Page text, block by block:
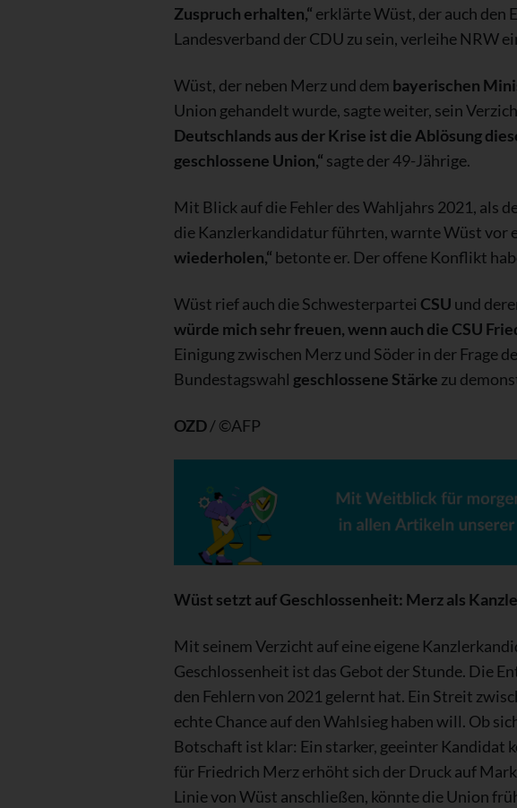
Zuspruch erhalten,“ erklärte Wüst, der auch den
Landesverband der CDU zu sein, verleihe NRW
Wüst, der neben Merz und dem bayerischen
Union gehandelt wurde, sagte weiter, sein
Deutschlands aus der Krise ist die Ablösung
geschlossene Union,“ sagte der 49-Jährige.
Mit Blick auf die Fehler des Wahljahrs 2021, als
die Kanzlerkandidatur führten, warnte Wüst vor
wiederholen,“ betonte er. Der offene Konflikt
Wüst rief auch die Schwesterpartei CSU und
würde mich sehr freuen, wenn auch die CSU
Einigung zwischen Merz und Söder in der Frage
Bundestagswahl geschlossene Stärke zu
OZD/ ©AFP
Wüst setzt auf Geschlossenheit: Merz als
Mit seinem Verzicht auf eine eigene
Geschlossenheit ist das Gebot der Stunde. Die
den Fehlern von 2021 gelernt hat. Ein Streit
echte Chance auf den Wahlsieg haben will. Ob
Botschaft ist klar: Ein starker, geeinter
für Friedrich Merz erhöht sich der Druck auf
Linie von Wüst anschließen, könnte die Union